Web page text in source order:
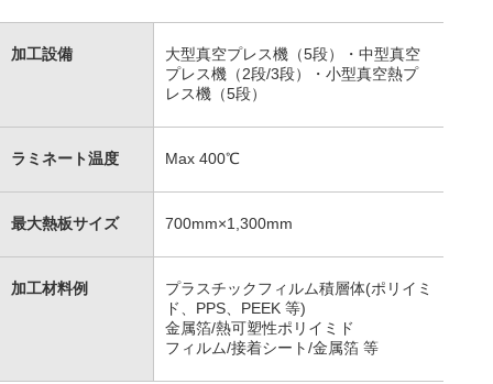
加工設備
大型真空プレス機（5段）・中型真空
プレス機（2段/3段）・小型真空熱プ
レス機（5段）
ラミネート温度 Max 400℃
最大熱板サイズ 700mm×1,300mm
加工材料例
プラスチックフィルム積層体(ポリイミ
ド、PPS、PEEK 等)
金属箔/熱可塑性ポリイミド
フィルム/接着シート/金属箔 等